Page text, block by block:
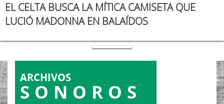
EL CELTA BUSCA LA MÍTICA CAMISETA QUE
LUCIÓ MADONNA EN BALAÍDOS
ARCHIVOS
SONOROS